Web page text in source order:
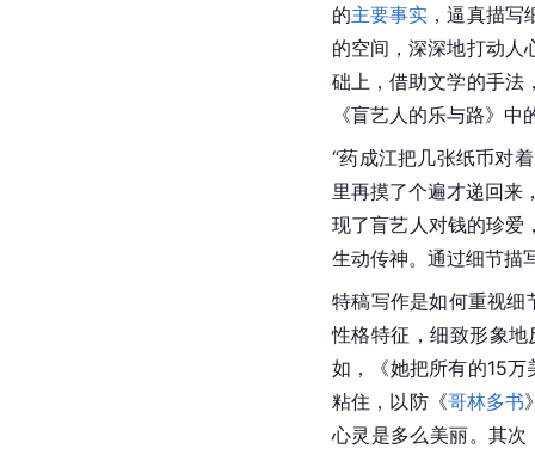
的主要事实 ，逼真描
的空间，深深地打动人
础上，借助文学的手法
《盲艺人的乐与路》
“药成江把几张纸币对着
里再摸了个遍才递回来
现了盲艺人对钱的珍爱
生动传神。通过细节描
特稿写作是如何重视细
性格特征，细致形象
如，《她把所有的15
粘住，以防《哥林多书
心灵是多么美丽。其